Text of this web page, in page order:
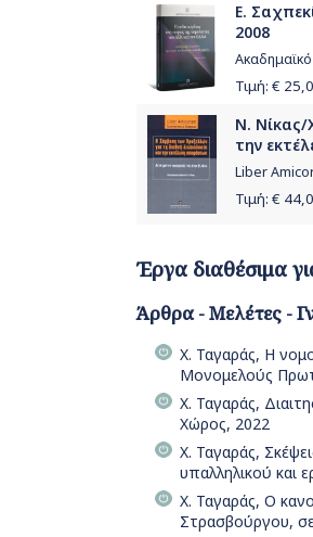
Ε.
2008
Τιμή: €
Ν. Νίκας/
την
Liber
Τιμή: €
Έργα διαθέσιμα
Άρθρα - Μελέτες -
Χ. Ταγαράς, Η
Μονομελούς
Χ. Ταγαράς,
Χώρος, 2022
Χ. Ταγαράς,
υπαλληλικού και
Χ. Ταγαράς, Ο
Στρασβούργου,